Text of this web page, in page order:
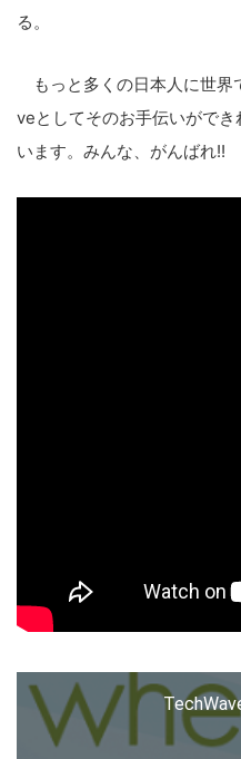
る。
もっと多くの日本人に世界
veとしてそのお手伝いがで
います。みんな、がんばれ!!